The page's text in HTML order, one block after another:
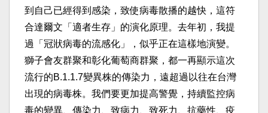
到自己已經得到感染，致使病毒散播的越快，這符
合達爾文「適者生存」的演化原理。去年初，我提
過「冠狀病毒的流感化」，似乎正在這樣地演變。
獅子會友群聚和彰化葡萄商群聚，都一再顯示這次
流行的B.1.1.7變異株的傳染力，遠超過以往在台灣
出現的病毒株。我們要更加提高警覺，持續監控病
毒的變異、傳染力、致病力、致死力、抗藥性、疫